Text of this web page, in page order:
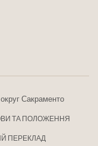
Сакраменто
ТА ПОЛОЖЕННЯ
ПЕРЕКЛАД